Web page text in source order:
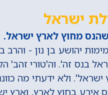
ישראל
מחוץ לארץ ישראל.
יהושע בן נון - והרב
בנס זה'. וה'טורי
ולא ידעתי מה
אירע בחוץ לארץ,